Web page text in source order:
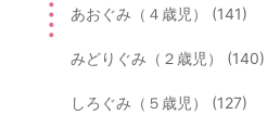
あおぐみ（４歳児） (141)
みどりぐみ（２歳児） (140)
しろぐみ（５歳児） (127)